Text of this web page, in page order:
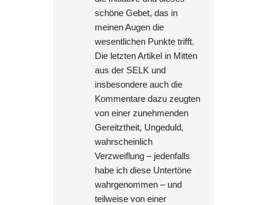
schöne Gebet, das in
meinen Augen die
wesentlichen Punkte trifft.
Die letzten Artikel in Mitten
aus der SELK und
insbesondere auch die
Kommentare dazu zeugten
von einer zunehmenden
Gereitztheit, Ungeduld,
wahrscheinlich
Verzweiflung – jedenfalls
habe ich diese Untertöne
wahrgenommen – und
teilweise von einer